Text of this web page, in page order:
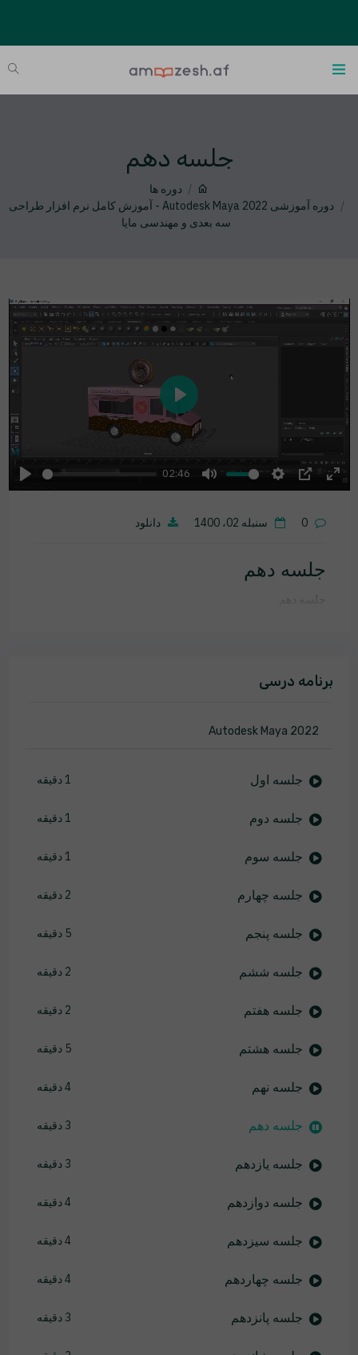
جلسه دهم
دوره ها
دوره آموزشی Autodesk Maya 2022 - آموزش کامل نرم افزار طراحی
سه بعدی و مهندسی مایا
Play
02:46
Mute Settings
PIP
Play
0 سنبله 02، 1400 دانلود
جلسه دهم
جلسه دهم
برنامه درسی
Autodesk Maya 2022
جلسه اول 1 دقیقه
جلسه دوم 1 دقیقه
جلسه سوم 1 دقیقه
جلسه چهارم 2 دقیقه
جلسه پنجم 5 دقیقه
جلسه ششم 2 دقیقه
جلسه هفتم 2 دقیقه
جلسه هشتم 5 دقیقه
جلسه نهم 4 دقیقه
جلسه دهم 3 دقیقه
جلسه یازدهم 3 دقیقه
جلسه دوازدهم 4 دقیقه
جلسه سیزدهم 4 دقیقه
جلسه چهاردهم 4 دقیقه
جلسه پانزدهم 3 دقیقه